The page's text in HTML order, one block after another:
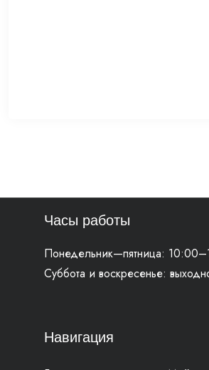
Часы работы
Понедельник—пятница:
Суббота и воскресенье:
Навигация